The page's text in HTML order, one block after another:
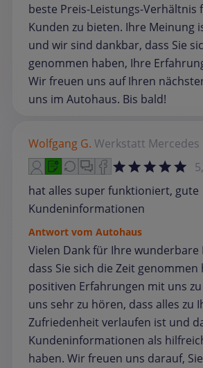
beste Preis-Leistungs-Verhältnis
Kunden zu bieten. Ihre Meinung
und wir sind dankbar, dass Sie
genommen haben, Ihre
Wir freuen uns auf Ihren
uns im Autohaus. Bis bald!
Wolfgang G. Werkstatt Mercedes
hat alles super funktioniert, gute
Kundeninformationen
Antwort vom Autohaus
Vielen Dank für Ihre wunderbare
dass Sie sich die Zeit genommen
positiven Erfahrungen mit uns
uns sehr zu hören, dass alles zu
Zufriedenheit verlaufen ist und
Kundeninformationen als
haben. Wir freuen uns darauf,